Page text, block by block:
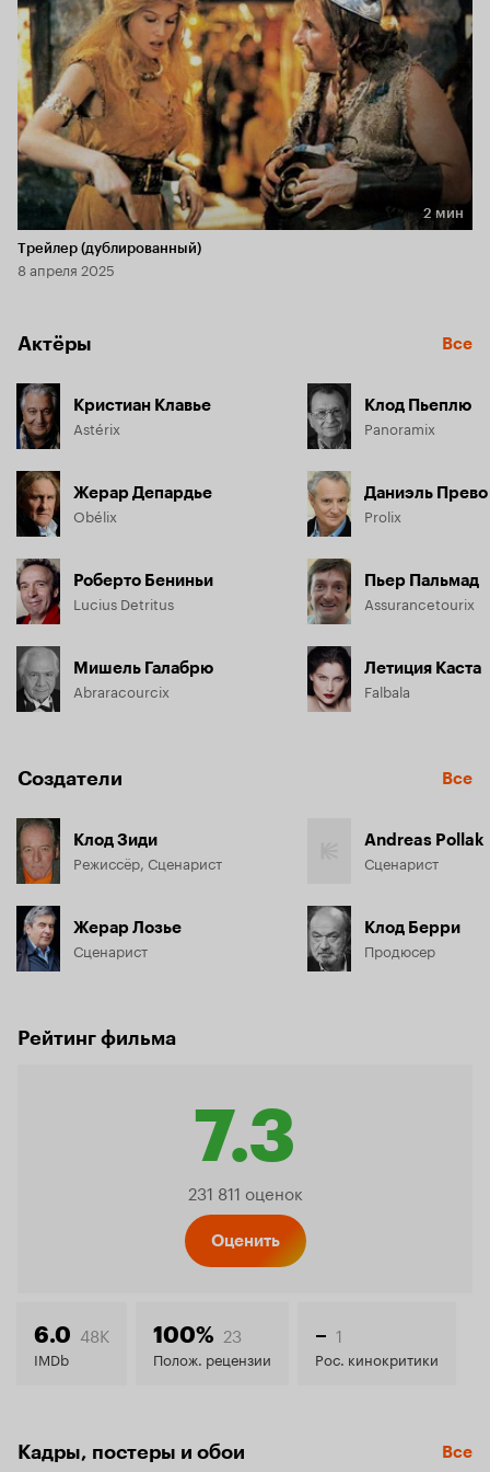
Длительность 2 мин
2 мин
Трейлер (дублированный)
8 апреля 2025
Актёры Все
Кристиан Клавье
Astérix
Жерар Депардье
Obélix
Роберто Бениньи
Lucius Detritus
Мишель Галабрю
Abraracourcix
Клод Пьеплю
Panoramix
Даниэль Прево
Prolix
Пьер Пальмад
Assurancetourix
Летиция Каста
Falbala
Создатели Все
Клод Зиди
Режиссёр, Сценарист
Жерар Лозье
Сценарист
Andreas Pollak
Сценарист
Клод Берри
Продюсер
Рейтинг фильма
7.3
Рейтинг
7.3
231 811 оценок
Оценить
6.0 48K
IMDb
100% 23
Полож. рецензии
– 1
Рос. кинокритики
Кадры, постеры и обои Все